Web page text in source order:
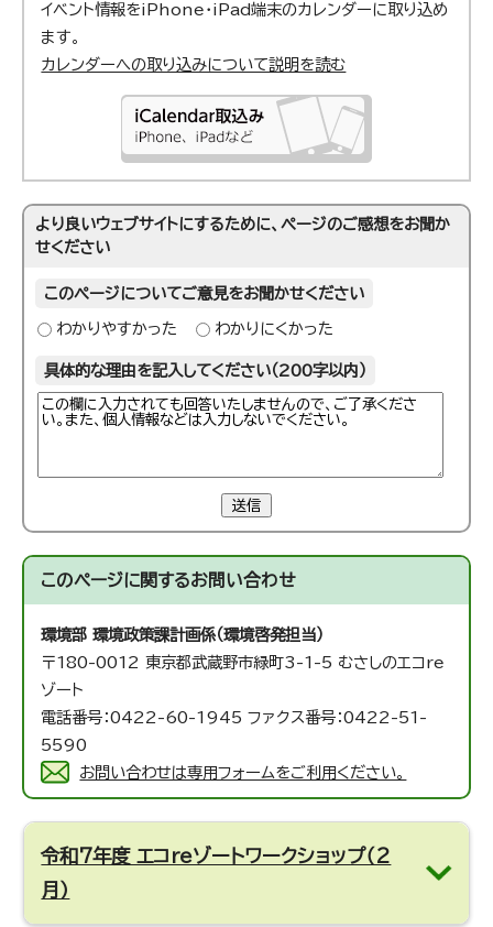
イベント情報をiPhone・iPad端末のカレンダーに取り込め
ます。
カレンダーへの取り込みについて説明を読む
より良いウェブサイトにするために、ページのご感想をお聞か
せください
このページについてご意見をお聞かせください
わかりやすかった わかりにくかった
具体的な理由を記入してください（200字以内）
送信
このページに関するお問い合わせ
環境部 環境政策課計画係（環境啓発担当）
〒180-0012 東京都武蔵野市緑町3-1-5 むさしのエコre
ゾート
電話番号：0422-60-1945 ファクス番号：0422-51-
5590
お問い合わせは専用フォームをご利用ください。
令和7年度 エコreゾートワークショップ（2
月）